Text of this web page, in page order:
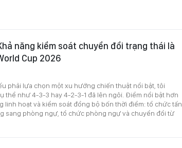
năng kiểm soát chuyển đổi trạng thái là
Cup 2026
phải lựa chọn một xu hướng chiến thuật nổi bật, tôi
thể như 4-3-3 hay 4-2-3-1 đã lên ngôi. Điểm nổi bật hơn
linh hoạt và kiểm soát đồng bộ bốn thời điểm: tổ chức tấn
sang phòng ngự, tổ chức phòng ngự và chuyển đổi từ